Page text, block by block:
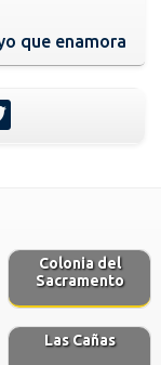
que enamora
Colonia del
Sacramento
Las Cañas